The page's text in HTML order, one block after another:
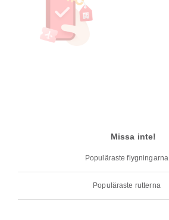
Missa inte!
Populäraste flygningarna
Populäraste rutterna